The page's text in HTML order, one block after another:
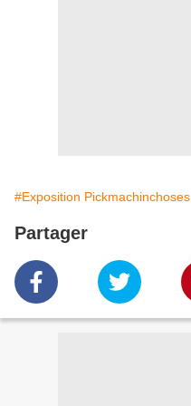
#Exposition Pickmachinchoses
Partager